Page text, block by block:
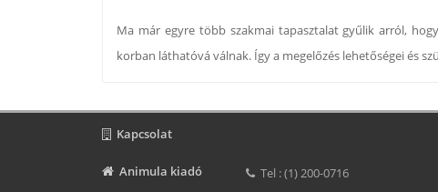
Ma már egyre több szakmai tapasztalat gyűlik arról,
korban láthatóvá válnak. Így a megelőzés lehetőségei és
Kapcsolat
Animula kiadó
Tel : (1) 200-0716